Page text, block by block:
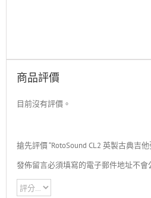
商品評價
目前沒有評價。
搶先評價 “RotoSound CL2 英製古典吉
發佈留言必須填寫的電子郵件地址不會